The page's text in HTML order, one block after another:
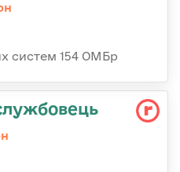
систем 154 ОМБр